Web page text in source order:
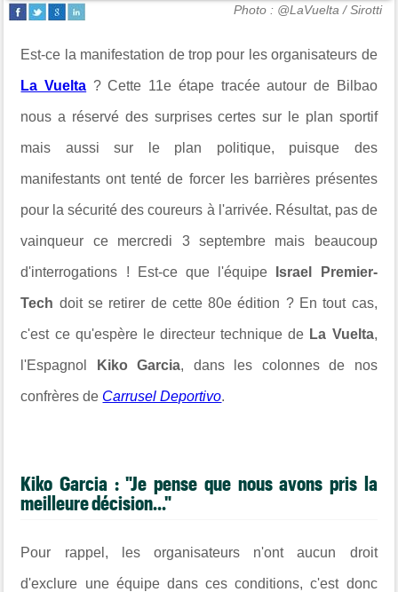
Photo : @LaVuelta / Sirotti
Est-ce la manifestation de trop pour les organisateurs de
La Vuelta ? Cette 11e étape tracée autour de Bilbao
nous a réservé des surprises certes sur le plan sportif
mais aussi sur le plan politique, puisque des
manifestants ont tenté de forcer les barrières présentes
pour la sécurité des coureurs à l'arrivée. Résultat, pas de
vainqueur ce mercredi 3 septembre mais beaucoup
d'interrogations ! Est-ce que l'équipe Israel Premier-
Tech doit se retirer de cette 80e édition ? En tout cas,
c'est ce qu'espère le directeur technique de La Vuelta,
l'Espagnol Kiko Garcia, dans les colonnes de nos
confrères de Carrusel Deportivo.
Kiko Garcia : "Je pense que nous avons pris la
meilleure décision..."
Pour rappel, les organisateurs n'ont aucun droit
d'exclure une équipe dans ces conditions, c'est donc